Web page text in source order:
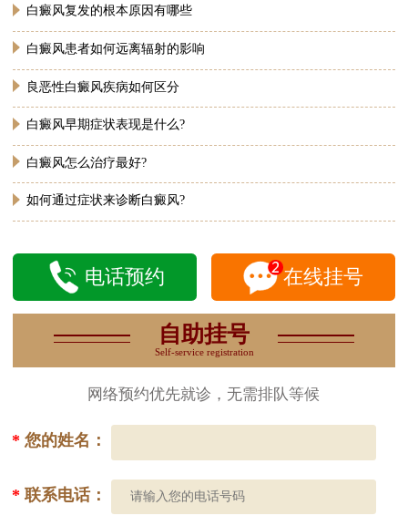
白癜风复发的根本原因有哪些
白癜风患者如何远离辐射的影响
良恶性白癜风疾病如何区分
白癜风早期症状表现是什么?
白癜风怎么治疗最好?
如何通过症状来诊断白癜风?
电话预约 在线挂号
自助挂号
Self-service registration
网络预约优先就诊，无需排队等候
*您的姓名：
*联系电话：